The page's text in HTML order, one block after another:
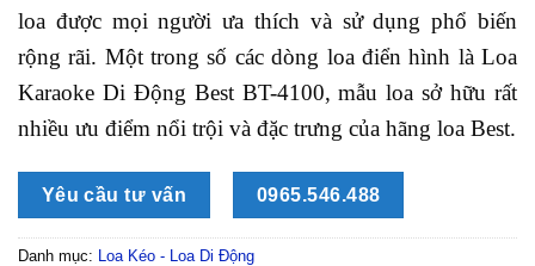
loa được mọi người ưa thích và sử dụng phổ biến
rộng rãi. Một trong số các dòng loa điển hình là Loa
Karaoke Di Động Best BT-4100, mẫu loa sở hữu rất
nhiều ưu điểm nổi trội và đặc trưng của hãng loa Best.
Yêu cầu tư vấn 0965.546.488
Danh mục: Loa Kéo - Loa Di Động